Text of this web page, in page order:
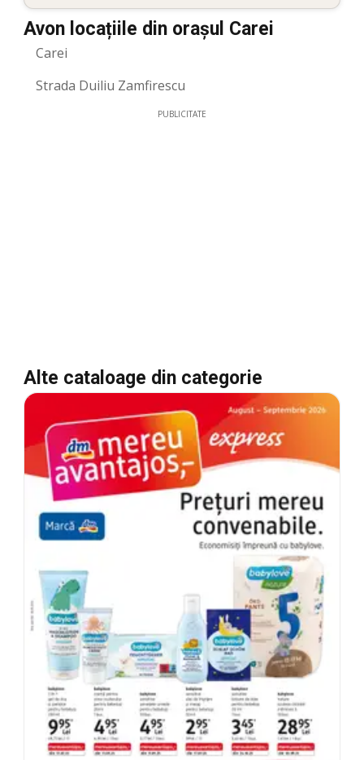
Avon locațiile din orașul Carei
Carei
Strada Duiliu Zamfirescu
PUBLICITATE
Alte cataloage din categorie